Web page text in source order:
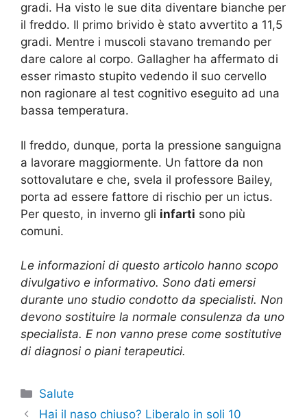
gradi. Ha visto le sue dita diventare bianche per
il freddo. Il primo brivido è stato avvertito a 11,5
gradi. Mentre i muscoli stavano tremando per
dare calore al corpo. Gallagher ha affermato di
esser rimasto stupito vedendo il suo cervello
non ragionare al test cognitivo eseguito ad una
bassa temperatura.
Il freddo, dunque, porta la pressione sanguigna
a lavorare maggiormente. Un fattore da non
sottovalutare e che, svela il professore Bailey,
porta ad essere fattore di rischio per un ictus.
Per questo, in inverno gli infarti sono più
comuni.
Le informazioni di questo articolo hanno scopo
divulgativo e informativo. Sono dati emersi
durante uno studio condotto da specialisti. Non
devono sostituire la normale consulenza da uno
specialista. E non vanno prese come sostitutive
di diagnosi o piani terapeutici.
Categorie
Salute
Hai il naso chiuso? Liberalo in soli 10